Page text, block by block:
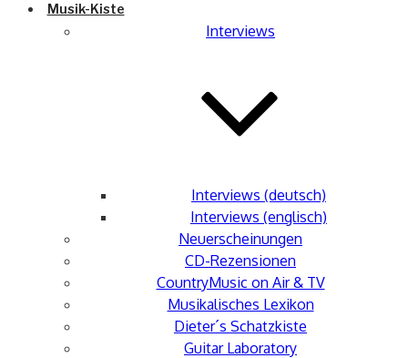
Musik-Kiste
Interviews
Interviews (deutsch)
Interviews (englisch)
Neuerscheinungen
CD-Rezensionen
CountryMusic on Air & TV
Musikalisches Lexikon
Dieter´s Schatzkiste
Guitar Laboratory